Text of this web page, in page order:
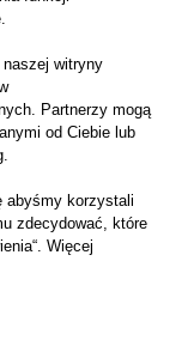
witryny
Partnerzy mogą
od Ciebie lub
abyśmy korzystali
zdecydować, które
Więcej